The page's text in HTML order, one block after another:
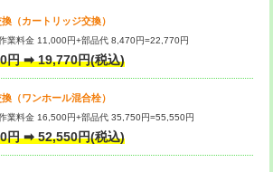
管（VP・HI）使
管（VP・HI）使
)
ニング鋼管・銅
使用/3ｍまで)
44,000円
工など（中作業）
水処理・清掃・修
工など（重作業）
33,000円
（カートリッジ交換）
業料金 11,000円+部品代 8,470円=22,770円
円 ➡ 19,770円(税込)
（ワンホール混合栓）
業料金 16,500円+部品代 35,750円=55,550円
円 ➡ 52,550円(税込)